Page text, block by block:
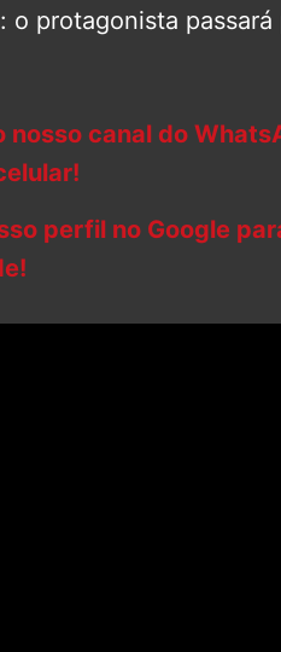
o protagonista
nosso canal do
perfil no Google